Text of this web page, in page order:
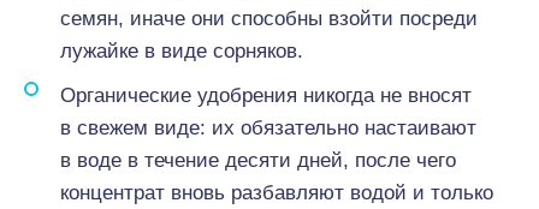
семян, иначе они способны взойти посреди
лужайке в виде сорняков.
Органические удобрения никогда не вносят
в свежем виде: их обязательно настаивают
в воде в течение десяти дней, после чего
концентрат вновь разбавляют водой и только